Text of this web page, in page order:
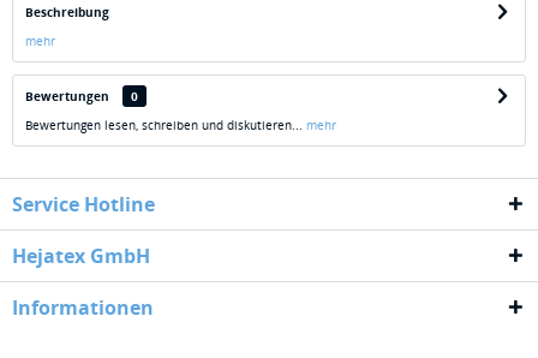
Beschreibung
mehr
Bewertungen
0
Bewertungen lesen, schreiben und diskutieren... mehr
Service Hotline
Hejatex GmbH
Informationen